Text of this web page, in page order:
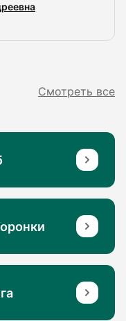
Смотреть все